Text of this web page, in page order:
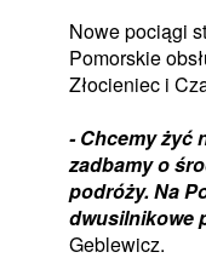
Nowe pociągi
Pomorskie
Złocieniec i
- Chcemy żyć
zadbamy o
podróży. Na
dwusilnikowe
Geblewicz.